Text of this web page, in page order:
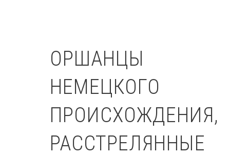
ОРШАНЦЫ
НЕМЕЦКОГО
ПРОИСХОЖДЕНИЯ,
РАССТРЕЛЯННЫЕ